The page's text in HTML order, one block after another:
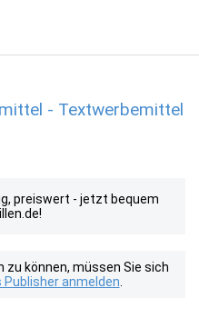
- Textwerbemittel
preiswert - jetzt bequem
können, müssen Sie sich
Publisher anmelden